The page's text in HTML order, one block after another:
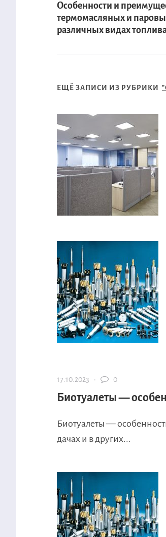
Особенности и
термомасляных и
различных видах
ЕЩЁ ЗАПИСИ ИЗ РУБРИКИ
17.10.2023 · 0
Биотуалеты —
Биотуалеты —
дачах и в других...